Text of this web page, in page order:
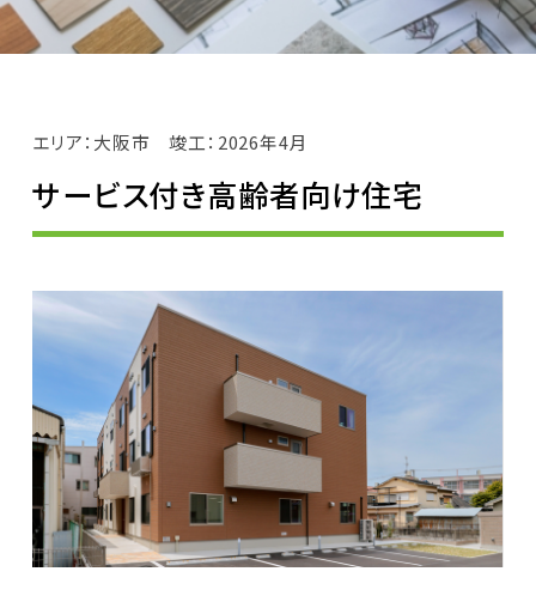
エリア：大阪市 竣工：2026年4月
サービス付き高齢者向け住宅